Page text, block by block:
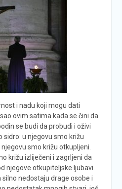
i nadu koji mogu dati
ovim satima kada se čini da
se budi da probudi i oživi
sidro: u njegovu smo križu
smo križu otkupljeni.
križu izliječeni i zagrljeni da
njegove otkupiteljske ljubavi.
nedostaju drage osobe i